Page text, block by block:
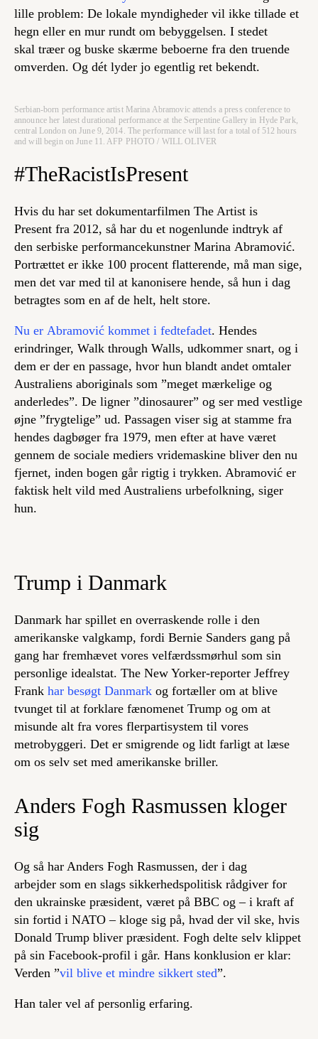
lille problem: De lokale myndigheder vil ikke tillade et
hegn eller en mur rundt om bebyggelsen. I stedet
skal træer og buske skærme beboerne fra den truende
omverden. Og dét lyder jo egentlig ret bekendt.
Serbian-born performance artist Marina Abramovic attends a press conference to
announce her latest durational performance at the Serpentine Gallery in Hyde Park,
central London on June 9, 2014. The performance will last for a total of 512 hours
and will begin on June 11. AFP PHOTO / WILL OLIVER
#TheRacistIsPresent
Hvis du har set dokumentarfilmen The Artist is
Present fra 2012, så har du et nogenlunde indtryk af
den serbiske performancekunstner Marina Abramović.
Portrættet er ikke 100 procent flatterende, må man sige,
men det var med til at kanonisere hende, så hun i dag
betragtes som en af de helt, helt store.
Nu er Abramović kommet i fedtefadet. Hendes
erindringer, Walk through Walls, udkommer snart, og i
dem er der en passage, hvor hun blandt andet omtaler
Australiens aboriginals som ”meget mærkelige og
anderledes”. De ligner ”dinosaurer” og ser med vestlige
øjne ”frygtelige” ud. Passagen viser sig at stamme fra
hendes dagbøger fra 1979, men efter at have været
gennem de sociale mediers vridemaskine bliver den nu
fjernet, inden bogen går rigtig i trykken. Abramović er
faktisk helt vild med Australiens urbefolkning, siger
hun.
Trump i Danmark
Danmark har spillet en overraskende rolle i den
amerikanske valgkamp, fordi Bernie Sanders gang på
gang har fremhævet vores velfærdssmørhul som sin
personlige idealstat. The New Yorker-reporter Jeffrey
Frank har besøgt Danmark og fortæller om at blive
tvunget til at forklare fænomenet Trump og om at
misunde alt fra vores flerpartisystem til vores
metrobyggeri. Det er smigrende og lidt farligt at læse
om os selv set med amerikanske briller.
Anders Fogh Rasmussen kloger
sig
Og så har Anders Fogh Rasmussen, der i dag
arbejder som en slags sikkerhedspolitisk rådgiver for
den ukrainske præsident, været på BBC og – i kraft af
sin fortid i NATO – kloge sig på, hvad der vil ske, hvis
Donald Trump bliver præsident. Fogh delte selv klippet
på sin Facebook-profil i går. Hans konklusion er klar:
Verden ”vil blive et mindre sikkert sted”.
Han taler vel af personlig erfaring.